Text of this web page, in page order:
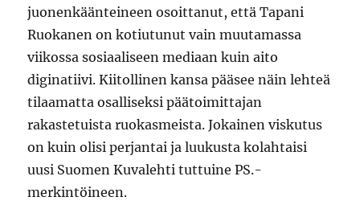
juonenkäänteineen osoittanut, että Tapani
Ruokanen on kotiutunut vain muutamassa
viikossa sosiaaliseen mediaan kuin aito
diginatiivi. Kiitollinen kansa pääsee näin lehteä
tilaamatta osalliseksi päätoimittajan
rakastetuista ruokasmeista. Jokainen viskutus
on kuin olisi perjantai ja luukusta kolahtaisi
uusi Suomen Kuvalehti tuttuine PS.-
merkintöineen.